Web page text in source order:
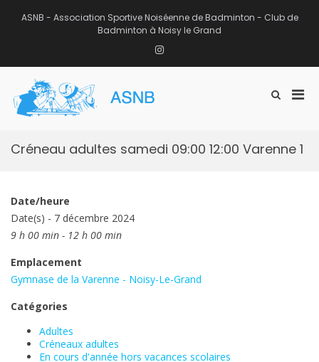
ASNB - Association Sportive Noiséenne de Badminton - Club de
Badminton à Noisy le Grand
Instagram
Afficher
recherche
Créneau adultes samedi 09:00 12:00 Varenne 1
Date/heure
Date(s) - 7 décembre 2024
9 h 00 min - 12 h 00 min
Emplacement
Gymnase de la Varenne - Noisy-Le-Grand
Catégories
Adultes
Créneaux adultes
En cours d'année hors vacances scolaires